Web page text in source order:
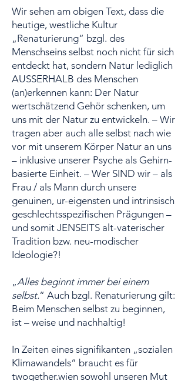
Wir sehen am obigen Text, dass die
heutige, westliche Kultur
„Renaturierung“ bzgl. des
Menschseins selbst noch nicht für sich
entdeckt hat, sondern Natur lediglich
AUSSERHALB des Menschen
(an)erkennen kann: Der Natur
wertschätzend Gehör schenken, um
uns mit der Natur zu entwickeln. – Wir
tragen aber auch alle selbst nach wie
vor mit unserem Körper Natur an uns
– inklusive unserer Psyche als Gehirn-
basierte Einheit. – Wer SIND wir – als
Frau / als Mann durch unsere
genuinen, ur-eigensten und intrinsisch
geschlechtsspezifischen Prägungen –
und somit JENSEITS alt-vaterischer
Tradition bzw. neu-modischer
Ideologie?!
„Alles beginnt immer bei einem
selbst.“ Auch bzgl. Renaturierung gilt:
Beim Menschen selbst zu beginnen,
ist – weise und nachhaltig!
In Zeiten eines signifikanten „sozialen
Klimawandels“ braucht es für
twogether.wien sowohl unseren Mut